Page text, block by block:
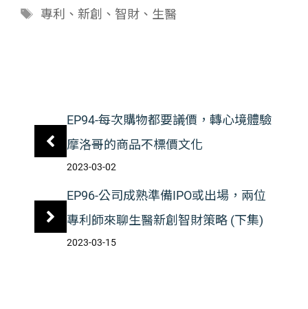
類
標
專利 、 新創 、 智財、 生醫
EP94-每次購物都要議價，轉心境體驗
摩洛哥的商品不標價文化
2023-03-02
EP96-公司成熟準備IPO或出場，兩位
專利師來聊生醫新創智財策略 (下集)
2023-03-15